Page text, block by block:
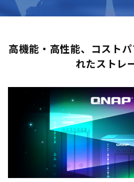
高機能・高性能、コスト
れたストレ